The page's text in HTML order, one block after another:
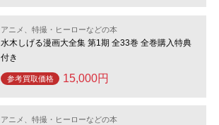
アニメ、特撮・ヒーローなどの本
水木しげる漫画大全集 第1期 全33巻 全巻購入特典
付き
参考買取価格 15,000円
アニメ、特撮・ヒーローなどの本